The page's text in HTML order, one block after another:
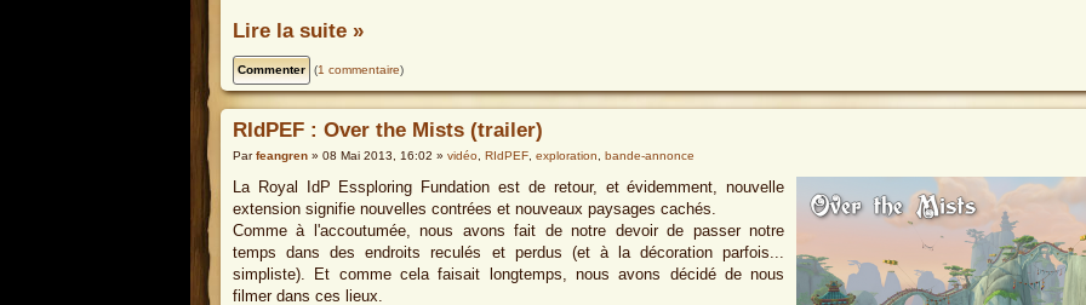
Lire la suite »
(1 commentaire)
RIdPEF : Over the Mists (trailer)
Parfeangren » 08 Mai 2013, 16:02 » vidéo RIdPEF exploration bande-annonce
La Royal IdP Essploring Fundation est de retour, et évidemment, nouvelle
extension signifie nouvelles contrées et nouveaux paysages cachés.
Comme à l'accoutumée, nous avons fait de notre devoir de passer notre
temps dans des endroits reculés et perdus (et à la décoration parfois...
simpliste). Et comme cela faisait longtemps, nous avons décidé de nous
filmer dans ces lieux.